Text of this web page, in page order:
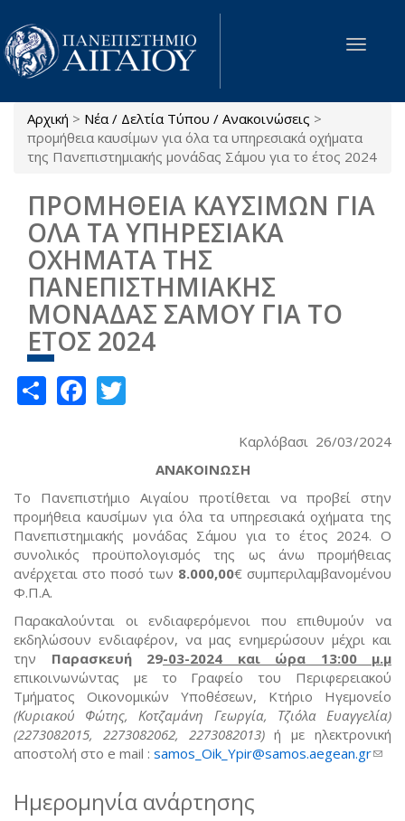
Παράκαμψη προς το κυρίως περιεχόμενο
Toggle
Είστε εδώ
Αρχική > Νέα / Δελτία Τύπου / Ανακοινώσεις >
προμήθεια καυσίμων για όλα τα υπηρεσιακά οχήματα
της Πανεπιστημιακής μονάδας Σάμου για το έτος 2024
ΠΡΟΜΗΘΕΙΑ ΚΑΥΣΙΜΩΝ ΓΙΑ
ΟΛΑ ΤΑ ΥΠΗΡΕΣΙΑΚΑ
ΟΧΗΜΑΤΑ ΤΗΣ
ΠΑΝΕΠΙΣΤΗΜΙΑΚΗΣ
ΜΟΝΑΔΑΣ ΣΑΜΟΥ ΓΙΑ ΤΟ
ΕΤΟΣ 2024
ShareFacebook
Καρλόβασι 26/03/2024
ΑΝΑΚΟΙΝΩΣΗ
Το Πανεπιστήμιο Αιγαίου προτίθεται να προβεί στην
προμήθεια καυσίμων για όλα τα υπηρεσιακά οχήματα της
Πανεπιστημιακής μονάδας Σάμου για το έτος 2024. Ο
συνολικός προϋπολογισμός της ως άνω προμήθειας
ανέρχεται στο ποσό των 8.000,00€ συμπεριλαμβανομένου
Φ.Π.Α.
Παρακαλούνται οι ενδιαφερόμενοι που επιθυμούν να
εκδηλώσουν ενδιαφέρον, να μας ενημερώσουν μέχρι και
την Παρασκευή 29-03-2024 και ώρα 13:00 μ.μ
επικοινωνώντας με το Γραφείο του Περιφερειακού
Τμήματος Οικονομικών Υποθέσεων, Κτήριο Ηγεμονείο
(Κυριακού Φώτης, Κοτζαμάνη Γεωργία, Τζιόλα Ευαγγελία)
(2273082015, 2273082062, 2273082013)ή με ηλεκτρονική
αποστολή στο e mail : samos_Oik_Ypir@samos.aegean.gr(link
Ημερομηνία ανάρτησης